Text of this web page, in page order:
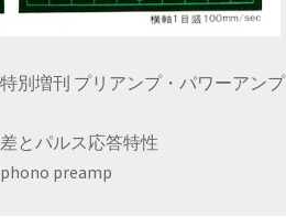
特別増刊 プリアンプ・パワーアンプ
差とパルス応答特性
phono preamp